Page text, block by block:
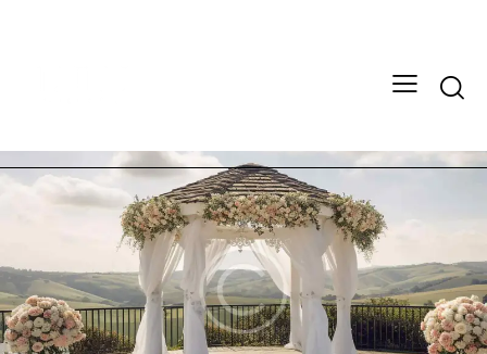
NEWS